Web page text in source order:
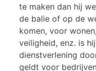
te maken dan hij
de balie of op de
komen, voor
veiligheid, enz. is
dienstverlening
geldt voor